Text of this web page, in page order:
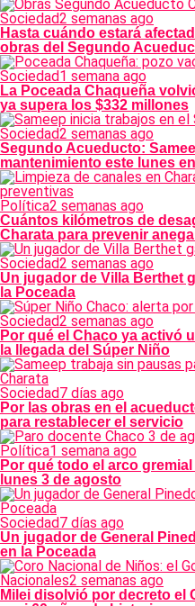
Sociedad2 semanas ago
Hasta cuándo estará
obras del Segundo
Sociedad1 semana ago
La Poceada Chaqueña
ya supera los $332 millones
Sociedad2 semanas ago
Segundo Acueducto:
mantenimiento este lunes
Política2 semanas ago
Cuántos kilómetros de
Charata para prevenir
Sociedad2 semanas ago
Un jugador de Villa Berthet
la Poceada
Sociedad2 semanas ago
Por qué el Chaco ya activó
la llegada del Súper Niño
Sociedad7 días ago
Por las obras en el
para restablecer el servicio
Política1 semana ago
Por qué todo el arco
lunes 3 de agosto
Sociedad7 días ago
Un jugador de General
en la Poceada
Nacionales2 semanas ago
Milei disolvió por decreto el